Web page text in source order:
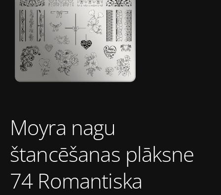
Moyra nagu
štancēšanas plāksne
74 Romantiska